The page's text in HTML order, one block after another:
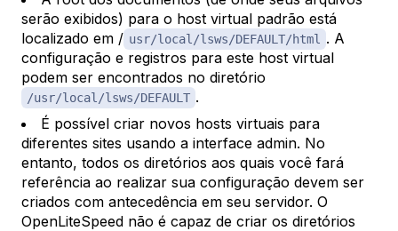
serão exibidos) para o host virtual padrão está
localizado em / usr/local/lsws/DEFAULT/html
. A
configuração e registros para este host virtual
podem ser encontrados no diretório
/usr/local/lsws/DEFAULT .
É possível criar novos hosts virtuais para
diferentes sites usando a interface admin. No
entanto, todos os diretórios aos quais você fará
referência ao realizar sua configuração devem ser
criados com antecedência em seu servidor. O
OpenLiteSpeed não é capaz de criar os diretórios